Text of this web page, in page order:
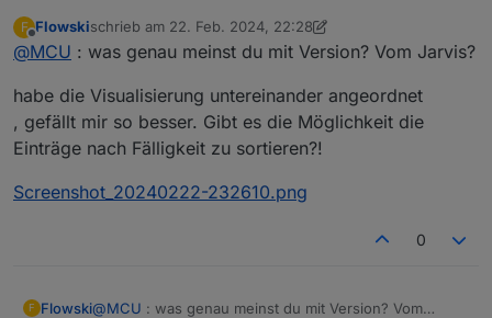
F
Offline
Flowskischrieb am 22. Feb. 2024, 22:28
zuletzt editiert von Flowski
@MCU : was genau meinst du mit Version? Vom Jarvis?
habe die Visualisierung untereinander angeordnet
, gefällt mir so besser. Gibt es die Möglichkeit die
Einträge nach Fälligkeit zu sortieren?!
Screenshot_20240222-232610.png
0
F Flowski@MCU : was genau meinst du mit Version? Vom